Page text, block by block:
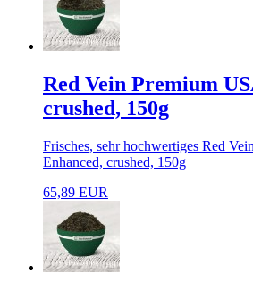
Red Vein Premium
crushed, 150g
Frisches, sehr hochwertiges Red
Enhanced, crushed, 150g
65,89 EUR